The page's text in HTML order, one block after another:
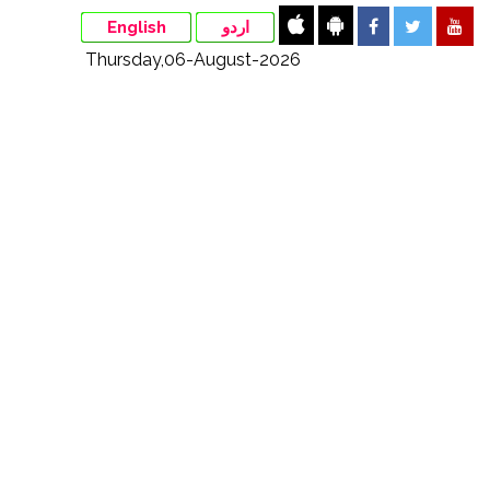
English اردو
Thursday,06-August-2026